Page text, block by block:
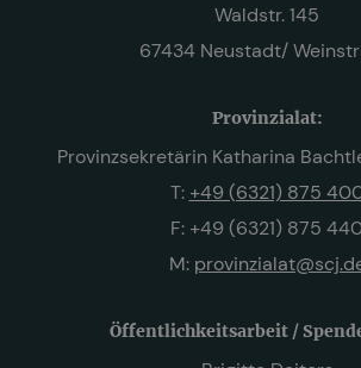
Waldstr. 145
67434 Neustadt/
Provinzialat:
Provinzsekretärin Katharina
T: +49 (6321) 875
F: +49 (6321) 875
M:
Öffentlichkeitsarbeit /